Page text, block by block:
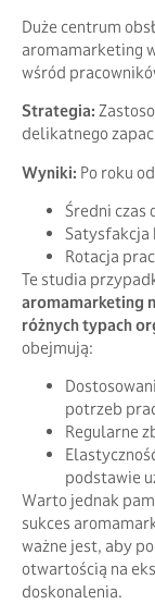
Duże centrum
aromamarketing
wśród
Strategia:
delikatnego
Wyniki: Po roku
Średni czas
Satysfakcja
Rotacja
Te studia
aromamarketing
różnych typach
obejmują:
potrzeb
Regularne
podstawie
Warto jednak
sukces
ważne jest, aby
otwartością na
doskonalenia.